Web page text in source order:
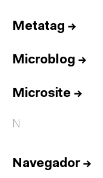
Metatag →
Microblog →
Microsite →
N
Navegador→